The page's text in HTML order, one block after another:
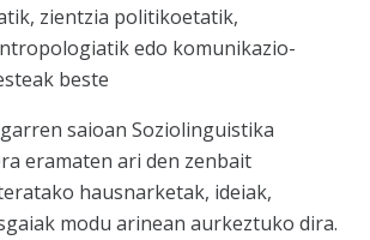
zientzia politikoetatik,
edo komunikazio-
beste
saioan Soziolinguistika
eramaten ari den zenbait
hausnarketak, ideiak,
modu arinean aurkeztuko dira.